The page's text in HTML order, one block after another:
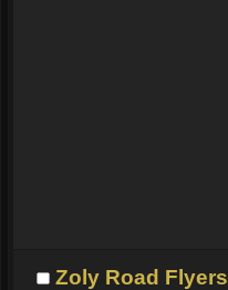
Zoly Road Flyers